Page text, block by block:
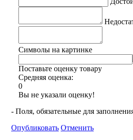
Символы на картинке
Поставьте оценку товару
Средняя оценка:
0
Вы не указали оценку!
- Поля, обязательные для
Опубликовать Отменить